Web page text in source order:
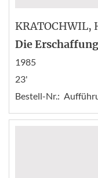
KRATOCHWIL,
Die
1985
23'
Bestell-Nr.: